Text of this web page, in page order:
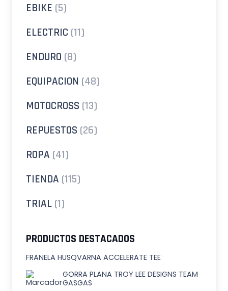
EBIKE (5)
ELECTRIC (11)
ENDURO (8)
EQUIPACION (48)
MOTOCROSS (13)
REPUESTOS (26)
ROPA (41)
TIENDA (115)
TRIAL (1)
PRODUCTOS DESTACADOS
FRANELA HUSQVARNA ACCELERATE TEE
GORRA PLANA TROY LEE DESIGNS TEAM
GASGAS